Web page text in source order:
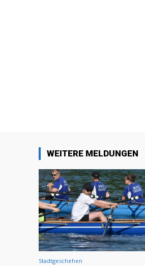
WEITERE MELDUNGEN
Stadtgeschehen